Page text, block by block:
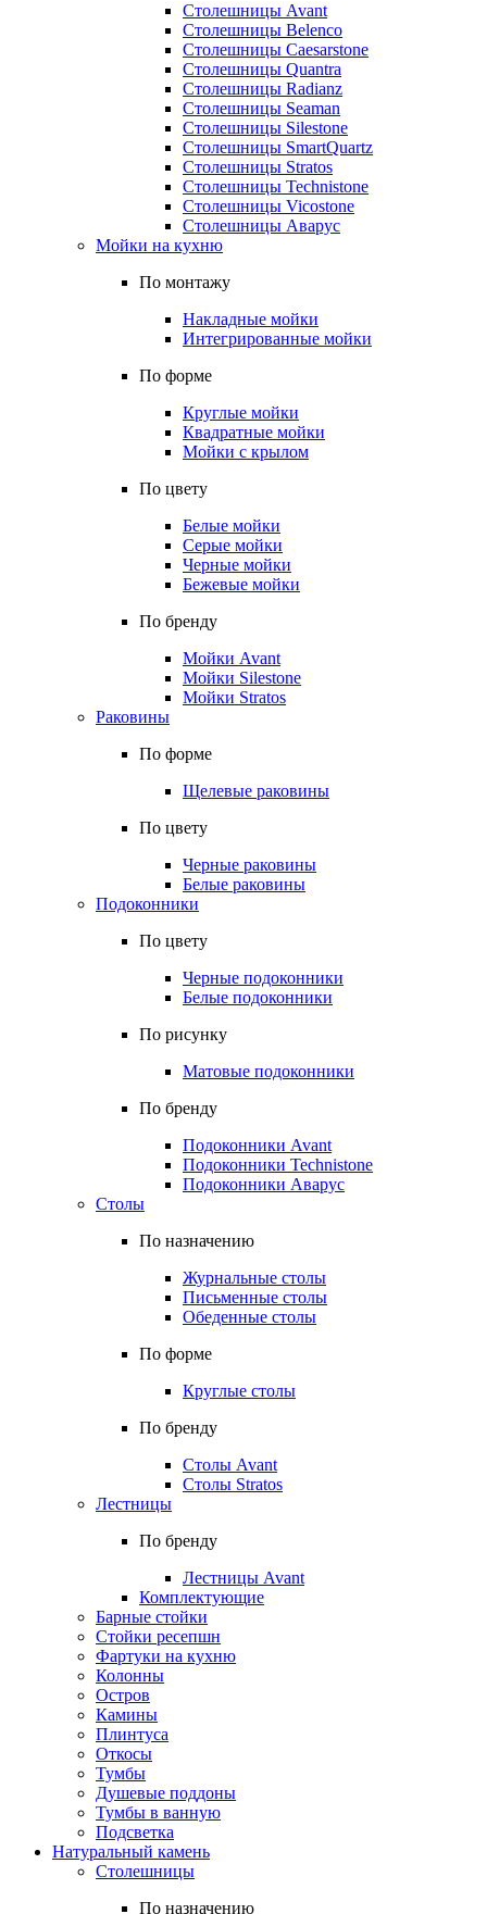
Столешницы Avant
Столешницы Belenco
Столешницы Caesarstone
Столешницы Quantra
Столешницы Radianz
Столешницы Seaman
Столешницы Silestone
Столешницы SmartQuartz
Столешницы Stratos
Столешницы Technistone
Столешницы Vicostone
Столешницы Аварус
Мойки на кухню
По монтажу
Накладные мойки
Интегрированные мойки
По форме
Круглые мойки
Квадратные мойки
Мойки с крылом
По цвету
Белые мойки
Серые мойки
Черные мойки
Бежевые мойки
По бренду
Мойки Avant
Мойки Silestone
Мойки Stratos
Раковины
По форме
Щелевые раковины
По цвету
Черные раковины
Белые раковины
Подоконники
По цвету
Черные подоконники
Белые подоконники
По рисунку
Матовые подоконники
По бренду
Подоконники Avant
Подоконники Technistone
Подоконники Аварус
Столы
По назначению
Журнальные столы
Письменные столы
Обеденные столы
По форме
Круглые столы
По бренду
Столы Avant
Столы Stratos
Лестницы
По бренду
Лестницы Avant
Комплектующие
Барные стойки
Стойки ресепшн
Фартуки на кухню
Колонны
Остров
Камины
Плинтуса
Откосы
Тумбы
Душевые поддоны
Тумбы в ванную
Подсветка
Натуральный камень
Столешницы
По назначению